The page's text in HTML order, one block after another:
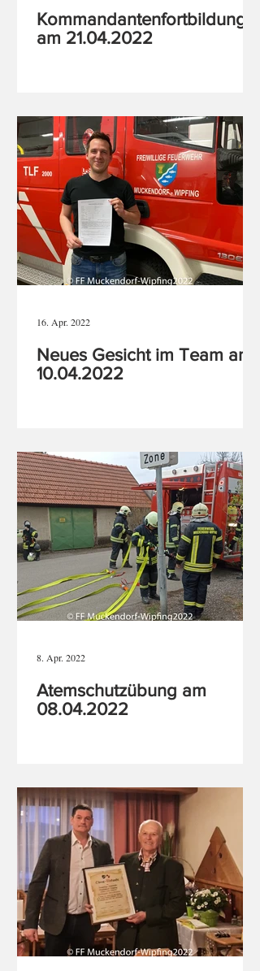
Kommandantenfortbildung
am 21.04.2022
Neues Gesicht im Team am
10.04.2022
16. Apr. 2022
Atemschutzübung am
08.04.2022
8. Apr. 2022